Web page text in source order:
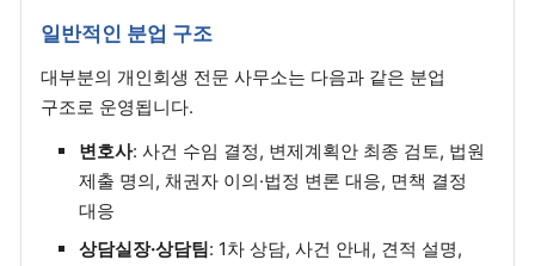
일반적인 분업 구조
대부분의 개인회생 전문 사무소는 다음과 같은 분업
구조로 운영됩니다.
변호사: 사건 수임 결정, 변제계획안 최종 검토, 법원
제출 명의, 채권자 이의·법정 변론 대응, 면책 결정
대응
상담실장·상담팀: 1차 상담, 사건 안내, 견적 설명,